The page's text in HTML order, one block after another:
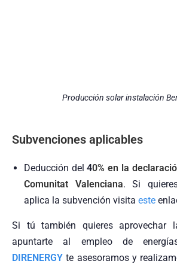
Producción solar instalación
Subvenciones aplicables
Deducción del40% en la
Comunitat Valenciana. Si
aplica la subvención visita este
Si tú también quieres aprovechar
apuntarte al empleo de
DIRENERGY te asesoramos y